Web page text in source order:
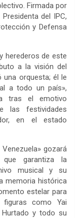
Firmada por
del IPC,
y Defensa
herederos de este
a la visión del
una orquesta; él le
a todo un país»,
tras el emotivo
las festividades
en el estado
gozará
garantiza la
musical y su
memoria histórica
estelar para
como Yai
Hurtado y todo su